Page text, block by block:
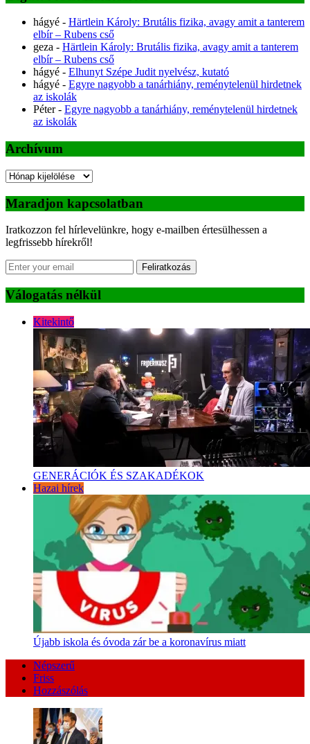
hágyé - Härtlein Károly: Brutális fizika, avagy amit a tanterem
elbír – Rubens cső
geza - Härtlein Károly: Brutális fizika, avagy amit a tanterem
elbír – Rubens cső
hágyé - Elhunyt Szépe Judit nyelvész, kutató
hágyé - Egyre nagyobb a tanárhiány, reménytelenül hirdetnek
az iskolák
Péter- Egyre nagyobb a tanárhiány, reménytelenül hirdetnek
az iskolák
Archívum
Archívum
Maradjon kapcsolatban
Iratkozzon fel hírlevelünkre, hogy e-mailben értesülhessen a
legfrissebb hírekről!
Feliratkozás
Válogatás nélkül
Kitekintő
GENERÁCIÓK ÉS SZAKADÉKOK
Hazai hírek
Újabb iskola és óvoda zár be a koronavírus miatt
Népszerű
Friss
Hozzászólás